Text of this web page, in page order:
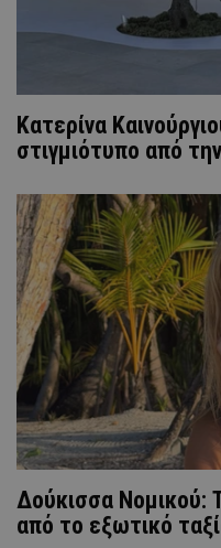
Κατερίνα
στιγμιότυπο από
Δούκισσα Νομικού:
από το εξωτικό